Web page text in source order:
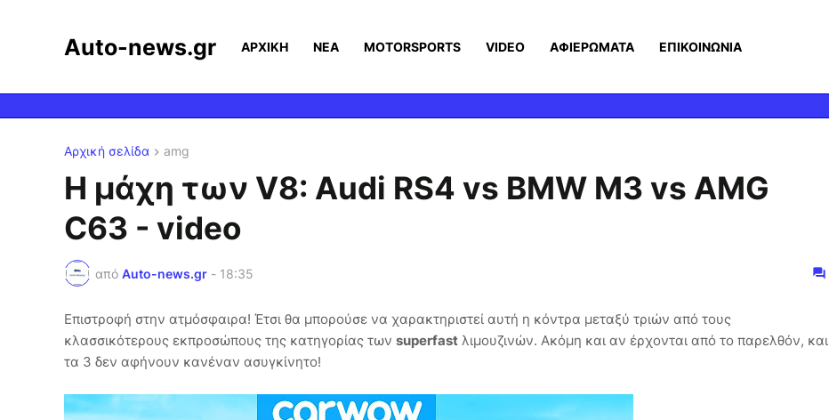
Auto-news.gr ΑΡΧΙΚΗ ΝΕΑ MOTORSPORTS VIDEO ΑΦΙΕΡΩΜΑΤΑ ΕΠΙΚΟΙΝΩΝΙΑ
Αρχική σελίδα amg
Η μάχη των V8: Audi RS4 vs BMW M3 vs AMG
C63 - video
από Auto-news.gr - 18:35
Επιστροφή στην ατμόσφαιρα! Έτσι θα μπορούσε να χαρακτηριστεί αυτή η κόντρα μεταξύ τριών από τους
κλασσικότερους εκπροσώπους της κατηγορίας των superfast λιμουζινών. Ακόμη και αν έρχονται από το παρελθόν, και
τα 3 δεν αφήνουν κανέναν ασυγκίνητο!